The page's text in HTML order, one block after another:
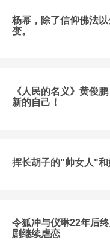
杨幂，除了信仰佛法
变。
《人民的名义》黄俊
新的自己！
挥长胡子的"帅女人"
令狐冲与仪琳22年后
剧继续虐恋